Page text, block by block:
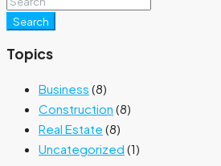
Search
Topics
Business (8)
Construction (8)
Real Estate (8)
Uncategorized (1)